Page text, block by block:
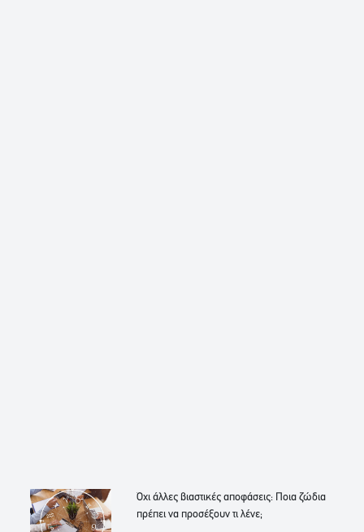
Όχι άλλες βιαστικές αποφάσεις: Ποια ζώδια
πρέπει να προσέξουν τι λένε;